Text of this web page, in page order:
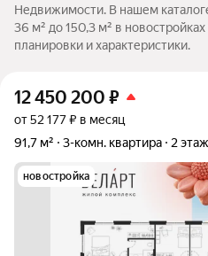
Недвижимости. В нашем
36 м² до 150,3 м² в
планировки и характеристики.
12 450 200 ₽
от 52 177 ₽ в месяц
91,7 м²
3-комн. квартира 2
новостройка